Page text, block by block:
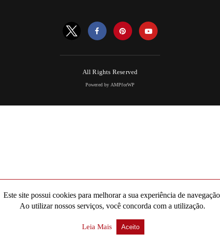
All Rights Reserved
Powered by AMPforWP
Este site possui cookies para melhorar a sua experiência de
Ao utilizar nossos serviços, você concorda com a utilização.
Leia Mais Aceito